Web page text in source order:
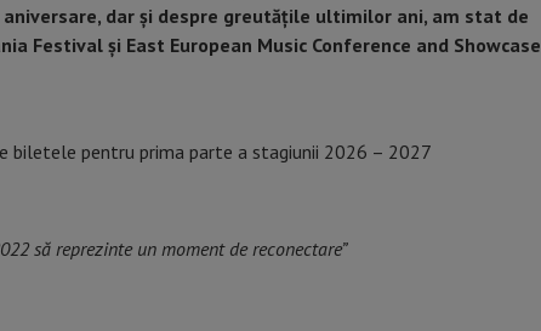
dar și despre greutățile ultimilor ani, am stat de
Festival și East European Music Conference and Showcase
biletele pentru prima parte a stagiunii 2026 – 2027
să reprezinte un moment de reconectare”